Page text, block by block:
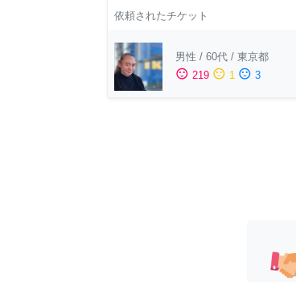
依頼されたチケット
男性 / 60代 / 東京都
sentiment_satisfied 219 sentiment_neutral 1 sentiment_dissatisfied 3